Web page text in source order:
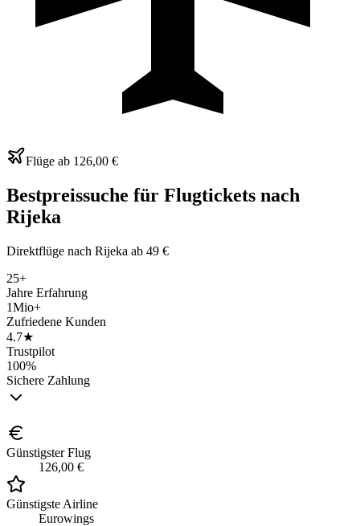
Flüge ab 126,00 €
Bestpreissuche für Flugtickets nach
Rijeka
Direktflüge nach Rijeka ab 49 €
25+
Jahre Erfahrung
1Mio+
Zufriedene Kunden
4.7★
Trustpilot
100%
Sichere Zahlung
Günstigster Flug
126,00 €
Günstigste Airline
Eurowings